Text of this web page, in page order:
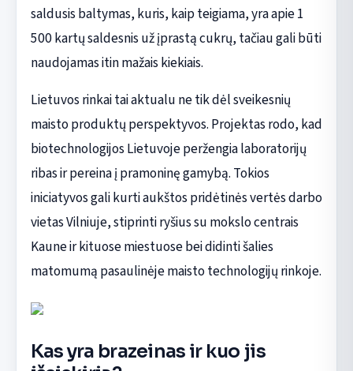
saldusis baltymas, kuris, kaip teigiama, yra apie 1
500 kartų saldesnis už įprastą cukrų, tačiau gali būti
naudojamas itin mažais kiekiais.
Lietuvos rinkai tai aktualu ne tik dėl sveikesnių
maisto produktų perspektyvos. Projektas rodo, kad
biotechnologijos Lietuvoje peržengia laboratorijų
ribas ir pereina į pramoninę gamybą. Tokios
iniciatyvos gali kurti aukštos pridėtinės vertės darbo
vietas Vilniuje, stiprinti ryšius su mokslo centrais
Kaune ir kituose miestuose bei didinti šalies
matomumą pasaulinėje maisto technologijų rinkoje.
Kas yra brazeinas ir kuo jis